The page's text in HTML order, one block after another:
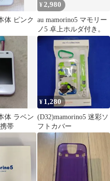
体 ピンク
¥2,980
au mamorino5 マモリー
ノ5 卓上ホルダ付き。
体 ラベン
帯
¥ 1,280
(D32)mamorino5 迷彩ソ
フトカバー